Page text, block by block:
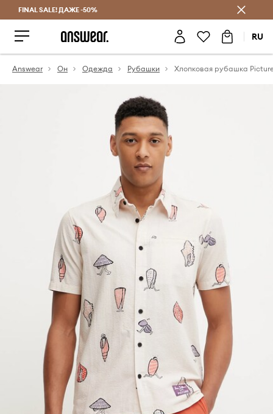
FINAL SALE! ДАЖЕ -50%
RU
Answear Он Одежда Рубашки